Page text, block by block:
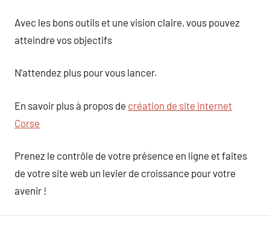
Avec les bons outils et une vision claire, vous pouvez
atteindre vos objectifs
N’attendez plus pour vous lancer.
En savoir plus à propos de création de site internet
Corse
Prenez le contrôle de votre présence en ligne et faites
de votre site web un levier de croissance pour votre
avenir !